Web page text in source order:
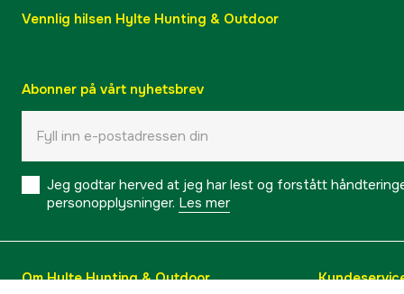
Vennlig hilsen Hylte Hunting & Outdoor
Abonner på vårt nyhetsbrev
Jeg godtar herved at jeg har lest og forstått
personopplysninger. Les mer
Om Hylte Hunting & Outdoor